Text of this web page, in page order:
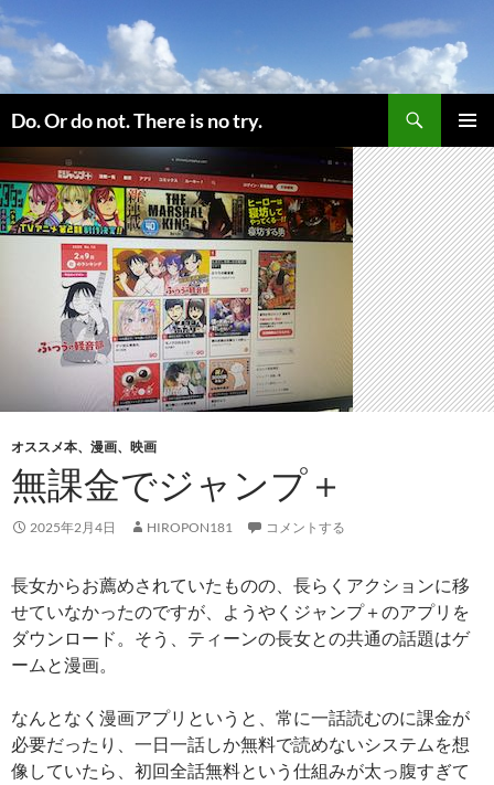
コ
ン
テ
ン
ツ
へ
ス
キ
ッ
Do. Or do not. There is no try.
索
メインメ
ニュー
オススメ本、漫画、映画
無課金でジャンプ＋
2025年2月4日 HIROPON181 コメントする
長女からお薦めされていたものの、長らくアクションに移
せていなかったのですが、ようやくジャンプ＋のアプリを
ダウンロード。そう、ティーンの長女との共通の話題はゲ
ームと漫画。
なんとなく漫画アプリというと、常に一話読むのに課金が
必要だったり、一日一話しか無料で読めないシステムを想
像していたら、初回全話無料という仕組みが太っ腹すぎて